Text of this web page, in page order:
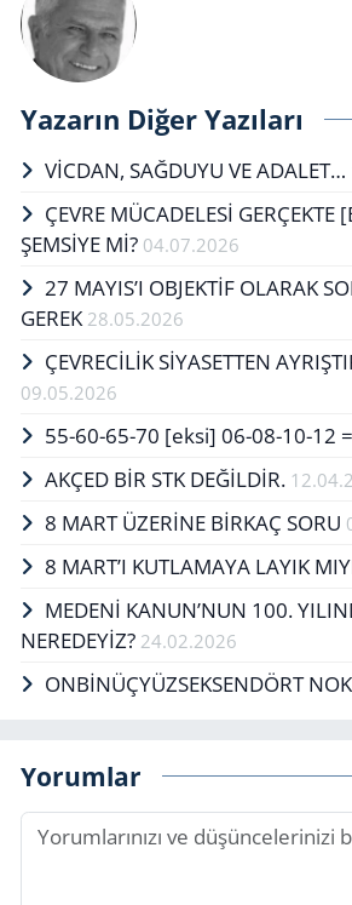
Yazarın Diğer Yazıları
VİCDAN, SAĞ­DU­YU VE ADA­LET…
ÇEVRE MÜCADELESİ GERÇEKTE
ŞEMSİYE Mİ? 04.07.2026
27 MAYIS’I OB­JEKTİF OLA­RAK
GEREK 28.05.2026
ÇEVRECİLİK SİYASETTEN
09.05.2026
55-60-65-70 [eksi] 06-08-10-12
AKÇED BİR STK DEĞİLDİR.
8 MART ÜZERİNE BİRKAÇ SORU
8 MART’I KUTLAMAYA LAYIK
MEDENİ KANUN’NUN 100.
NEREDEYİZ? 24.02.2026
ONBİNÜÇYÜZSEKSENDÖRT
Yorumlar